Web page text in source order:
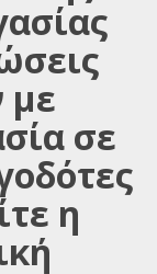
με
σε
η